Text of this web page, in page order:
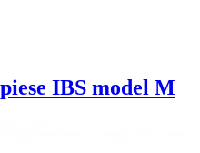
IBS model M